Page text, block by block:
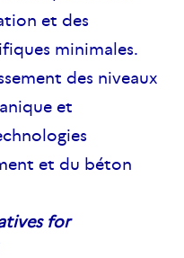
et des
minimales.
des niveaux
et
et du béton
for